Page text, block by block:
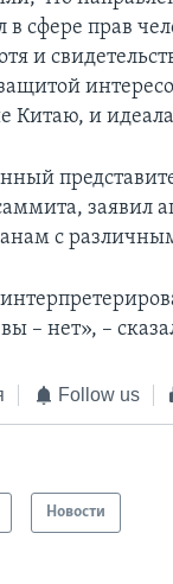
сфере прав
и
Китаю, и
заявил
с
– нет», –
Follow us
Новости